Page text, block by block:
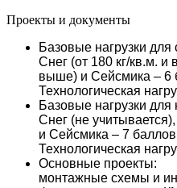
Проекты и документы
Базовые нагрузки для
Снег (от 180 кг/кв.м. и
выше) и Сейсмика – 6
Технологическая
Базовые нагрузки
Снег (не
и Сейсмика – 7
Технологическая
Основные проекты:
монтажные схемы и